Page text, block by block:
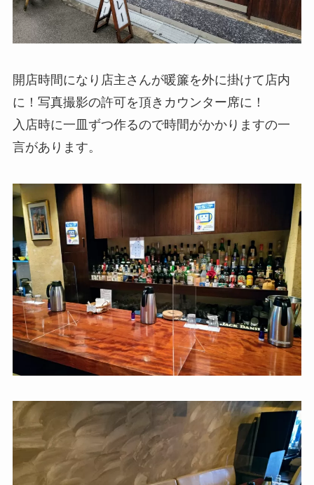
開店時間になり店主さんが暖簾を外に掛けて店内
に！写真撮影の許可を頂きカウンター席に！
入店時に一皿ずつ作るので時間がかかりますの一
言があります。